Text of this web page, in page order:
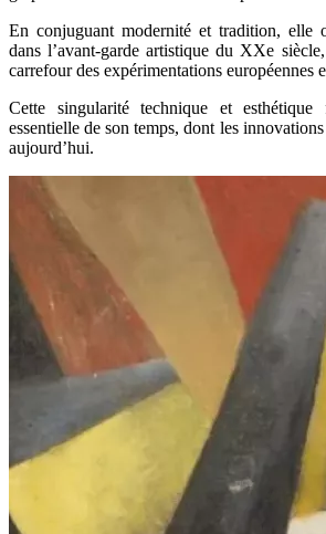
En conjuguant modernité et tradition, elle
dans l’avant-garde artistique du XXe
carrefour des expérimentations européennes
Cette singularité technique et
essentielle de son temps, dont les
aujourd’hui.